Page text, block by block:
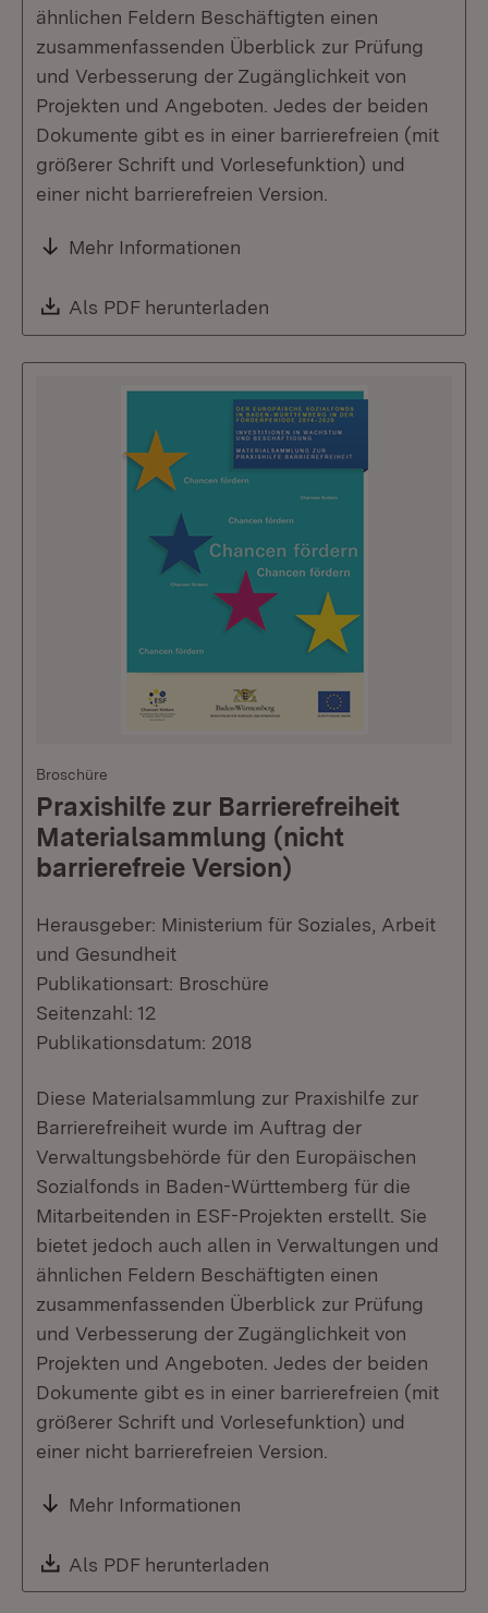
ähnlichen Feldern Beschäftigten einen
zusammenfassenden Überblick zur Prüfung
und Verbesserung der Zugänglichkeit von
Projekten und Angeboten. Jedes der beiden
Dokumente gibt es in einer barrierefreien (mit
größerer Schrift und Vorlesefunktion) und
einer nicht barrierefreien Version.
Mehr Informationen
Download:
Als PDF herunterladen
Broschüre
Praxishilfe zur Barrierefreiheit
Materialsammlung (nicht
barrierefreie Version)
Herausgeber: Ministerium für Soziales, Arbeit
und Gesundheit
Publikationsart: Broschüre
Seitenzahl: 12
Publikationsdatum: 2018
Diese Materialsammlung zur Praxishilfe zur
Barrierefreiheit wurde im Auftrag der
Verwaltungsbehörde für den Europäischen
Sozialfonds in Baden-Württemberg für die
Mitarbeitenden in ESF-Projekten erstellt. Sie
bietet jedoch auch allen in Verwaltungen und
ähnlichen Feldern Beschäftigten einen
zusammenfassenden Überblick zur Prüfung
und Verbesserung der Zugänglichkeit von
Projekten und Angeboten. Jedes der beiden
Dokumente gibt es in einer barrierefreien (mit
größerer Schrift und Vorlesefunktion) und
einer nicht barrierefreien Version.
Mehr Informationen
Download:
Als PDF herunterladen